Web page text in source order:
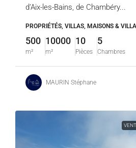
d’Aix-les-Bains, de Chambéry...
PROPRIÉTÉS, VILLAS, MAISONS &
500
m²
10000
m²
10
Pièces
5
Chambres
MAURIN Stéphane